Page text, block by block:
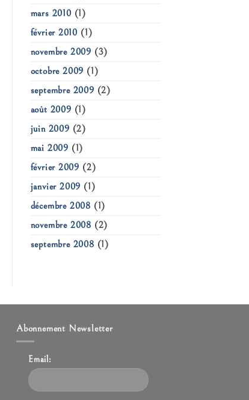
mars 2010 (1)
février 2010 (1)
novembre 2009 (3)
octobre 2009 (1)
septembre 2009 (2)
août 2009 (1)
juin 2009 (2)
mai 2009 (1)
février 2009 (2)
janvier 2009 (1)
décembre 2008 (1)
novembre 2008 (2)
septembre 2008 (1)
Abonnement Newsletter
Email: